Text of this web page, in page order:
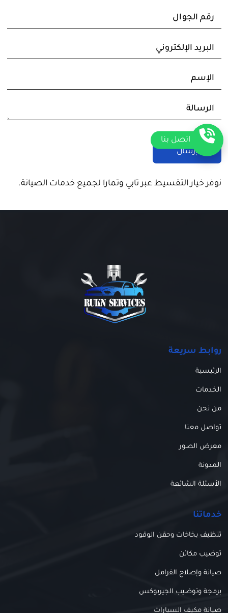
نوفر خيار التقسيط عبر تابي وتمارا لجميع خدمات الصيانة.
اتصل بنا
روابط سريعة
الرئيسية
الخدمات
من نحن
تواصل معنا
معرض الصور
المدونة
الأسئلة الشائعة
خدماتنا
تنظيف بخاخات وحقن الوقود
توضيب مكائن
صيانة وإصلاح الفرامل
برمجة وتوضيب الجيربوكس
صيانة مكيف السيارات